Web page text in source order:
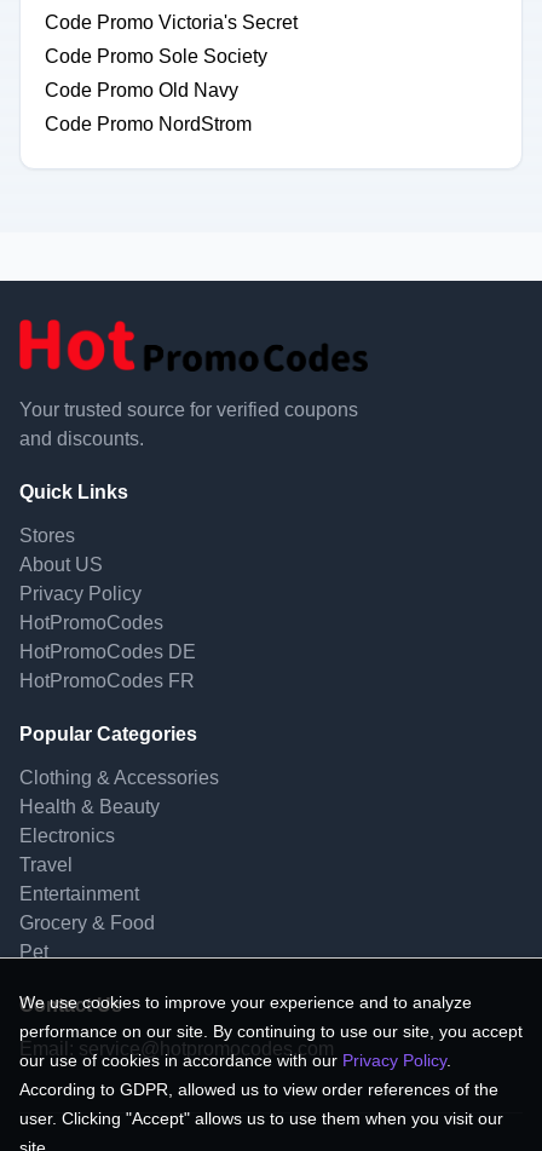
Code Promo Victoria's Secret
Code Promo Sole Society
Code Promo Old Navy
Code Promo NordStrom
Your trusted source for verified coupons
and discounts.
Quick Links
Stores
About US
Privacy Policy
HotPromoCodes
HotPromoCodes DE
HotPromoCodes FR
Popular Categories
Clothing & Accessories
Health & Beauty
Electronics
Travel
Entertainment
Grocery & Food
Pet
Contact Us
Email: service@hotpromocodes.com
We use cookies to improve your experience and to analyze
performance on our site. By continuing to use our site, you accept
our use of cookies in accordance with our Privacy Policy.
According to GDPR, allowed us to view order references of the
user. Clicking "Accept" allows us to use them when you visit our